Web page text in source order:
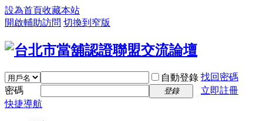
設為首頁收藏本站
開啟輔助訪問 切換到窄版
自動登錄 找回密碼
密碼
登錄
立即註冊
快捷導航